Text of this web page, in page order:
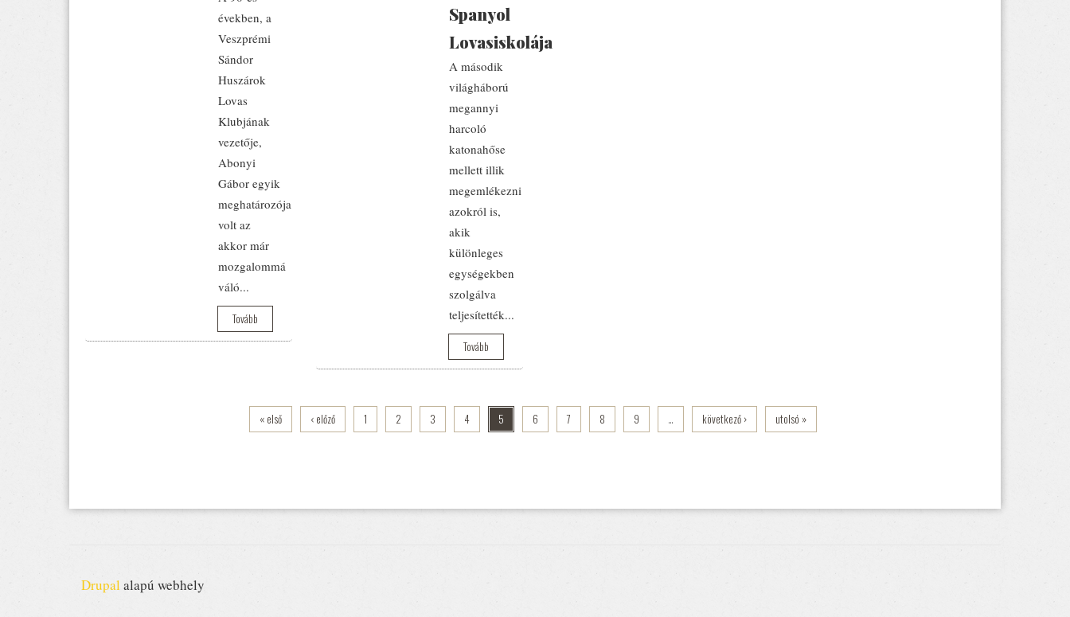
években, a
Veszprémi
Sándor
Huszárok
Lovas
Klubjának
vezetője,
Abonyi
Gábor egyik
meghatározója
volt az
akkor már
mozgalommá
váló...
Tovább
Spanyol
Lovasiskolája
A második
világháború
megannyi
harcoló
katonahőse
mellett illik
megemlékezni
azokról is,
akik
különleges
egységekben
szolgálva
teljesítették...
Tovább
« első ‹ előző 1 2 3 4 5 6 7 8 9 … következő › utolsó »
Drupalalapú webhely